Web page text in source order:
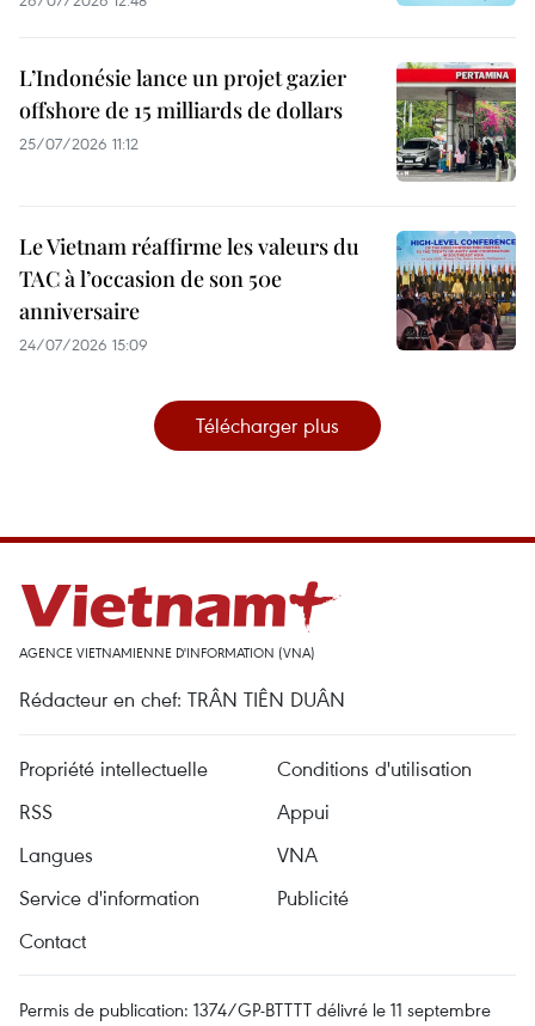
L’Indonésie lance un projet gazier
offshore de 15 milliards de dollars
25/07/2026 11:12
Le Vietnam réaffirme les valeurs du
TAC à l’occasion de son 50e
anniversaire
24/07/2026 15:09
Télécharger plus
AGENCE VIETNAMIENNE D'INFORMATION (VNA)
Rédacteur en chef: TRÂN TIÊN DUÂN
Propriété intellectuelle
Conditions d'utilisation
RSS
Appui
Langues
VNA
Service d'information
Publicité
Contact
Permis de publication: 1374/GP-BTTTT délivré le 11 septembre